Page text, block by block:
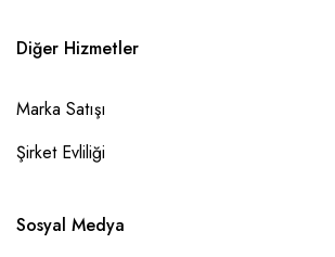
Diğer Hizmetler
Marka Satışı
Şirket Evliliği
Sosyal Medya